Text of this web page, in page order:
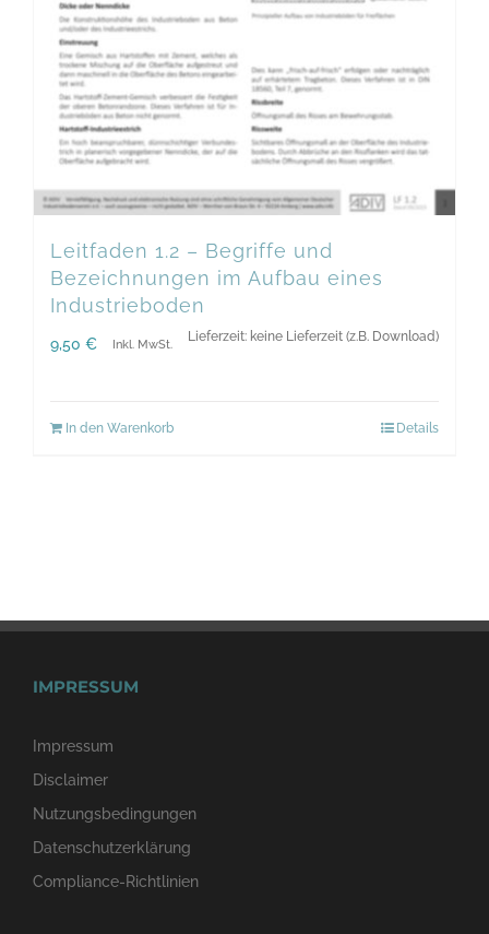
Leitfaden 1.2 – Begriffe und
Bezeichnungen im Aufbau eines
Industrieboden
9,50 € Inkl. MwSt. Lieferzeit: keine Lieferzeit (z.B. Download)
In den Warenkorb Details
IMPRESSUM
Impressum
Disclaimer
Nutzungsbedingungen
Datenschutzerklärung
Compliance-Richtlinien